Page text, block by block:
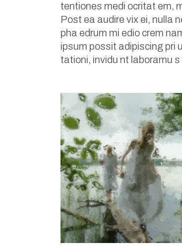
tentiones medi ocritat em,
Post ea audire vix ei, nulla
pha edrum mi edio crem
ipsum possit adipiscing pri
tationi, invidu nt laboramu